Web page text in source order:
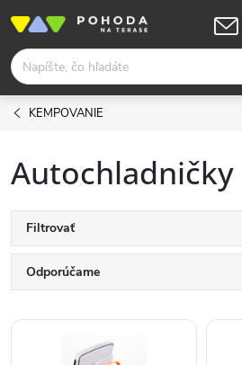
obsah
KEMPOVANIE
Autochladničky
Filtrovať
R
a
Odporúčame
V